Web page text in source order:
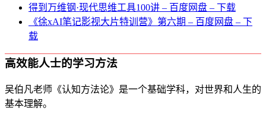
得到万维钢·现代思维⼯具100讲 – 百度网盘 – 下载
《徐xAI笔记影视大片特训营》第六期 – 百度网盘 – 下
载
高效能人士的学习方法
吴伯凡老师《认知方法论》是一个基础学科，对世界和人生的
基本理解。